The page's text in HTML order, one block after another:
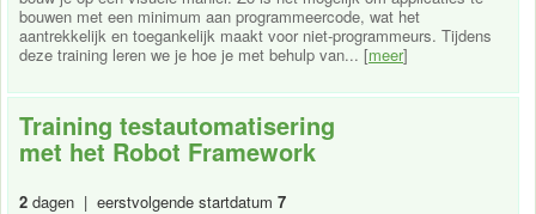
bouwen met een minimum aan programmeercode, wat het
aantrekkelijk en toegankelijk maakt voor niet-programmeurs. Tijdens
deze training leren we je hoe je met behulp van... [meer]
Training testautomatisering
met het Robot Framework
2 dagen | eerstvolgende startdatum 7